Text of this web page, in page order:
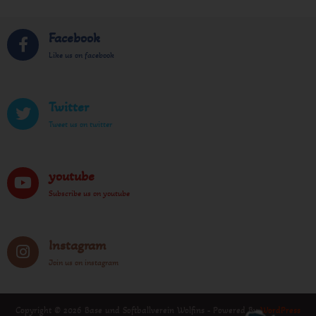
Facebook
Like us on facebook
Twitter
Tweet us on twitter
youtube
Subscribe us on youtube
Instagram
Join us on instagram
Copyright © 2026 Base und Softballverein Wolfins - Powered ByWordPress